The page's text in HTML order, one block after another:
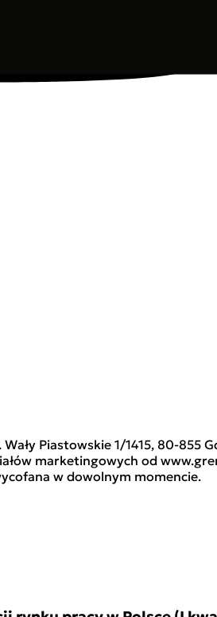
Piastowskie 1/1415, 80-855
marketingowych od
w dowolnym momencie.